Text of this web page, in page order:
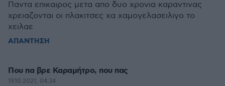
Παντα επικαιρος μετα απο δυο χρονια καραντινας
χρειαζονται οι πλακιτσες χα χαμογελασειλιγο το
χειλαε
ΑΠΑΝΤΗΣΗ
Που πα βρε Καραμήτρο, που πας
19.10.2021, 04:34